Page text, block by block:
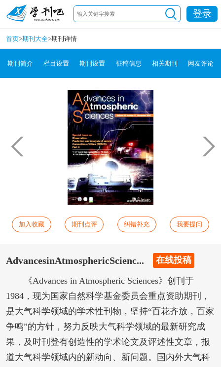
登录
首页>期刊大全>期刊详情
期刊简介 栏目设置 期刊设置 征稿信息 相关期刊 网友评论
加入收藏 期刊点评 纠错补充 我要提问
AdvancesinAtmosphericScienc... 在线投稿
《Advances in Atmospheric Sciences》创刊于
1984，现为国家自然科学基金委员会重点资助期刊，
是大气科学领域的学术性刊物，坚持“百花齐放，百家
争鸣”的方针，努力反映大气科学领域的最新研究成
果，及时刊登有创造性的学术论文及评述性文章，报
道大气科学领域内的新动向、新问题。国内外大气科